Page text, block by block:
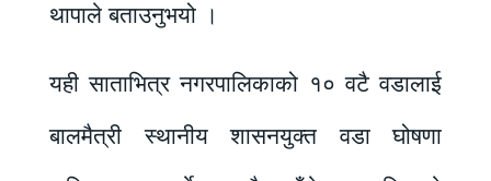
थापाले बताउनुभयो ।
यही साताभित्र नगरपालिकाको १० वटै वडालाई
बालमैत्री स्थानीय शासनयुक्त वडा घोषणा